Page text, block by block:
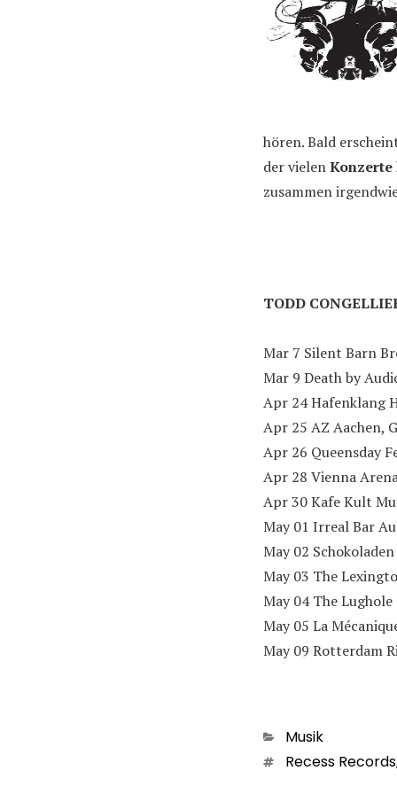
hören. Bald
der vielenKonzerte
zusammen
TODD
Mar 7 Silent Barn
Mar 9 Death by
Apr 24 Hafenklang
Apr 25 AZ Aachen,
Apr 26 Queensday
Apr 28 Vienna
Apr 30 Kafe Kult
May 01 Irreal Bar
May 02
May 03 The
May 04 The
May 05 La
May 09 Rotterdam
Kategorien
Musik
Schlagwörter
Recess Records